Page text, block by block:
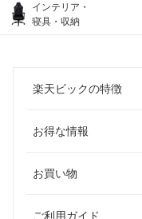
インテリア・
寝具・収納
楽天ビックの特徴
お得な情報
お買い物
ご利用ガイド